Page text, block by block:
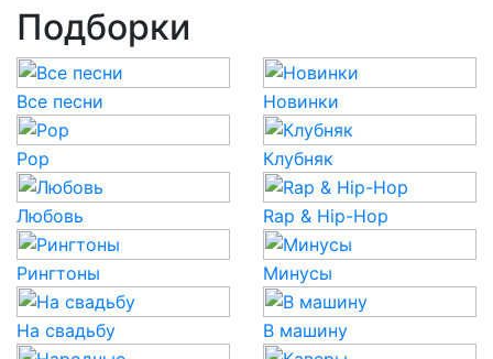
Подборки
Все песни Новинки
Pop Клубняк
Любовь Rap & Hip-Hop
Рингтоны Минусы
На свадьбу В машину